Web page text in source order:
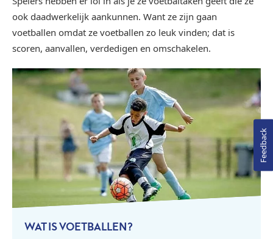
ook daadwerkelijk aankunnen. Want ze zijn gaan
voetballen omdat ze voetballen zo leuk vinden; dat is
scoren, aanvallen, verdedigen en omschakelen.
WAT IS VOETBALLEN?
Feedback